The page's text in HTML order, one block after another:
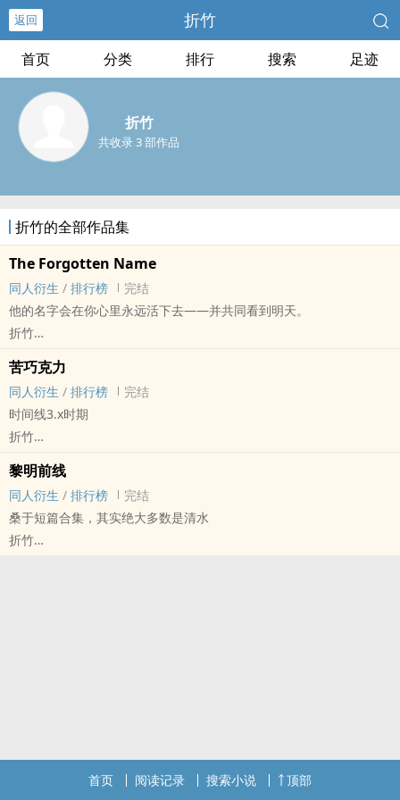
返回 折竹
首页 分类 排行 搜索 足迹
折竹
共收录 3 部作品
折竹的全部作品集
The Forgotten Name
同人衍生 / 排行榜
完结
他的名字会在你心里永远活下去——并共同看到明天。
折竹
克瑞德/于里昂热] 同人衍生 - BL - 短篇 - 完结
第二人称
苦巧克力
同人衍生 / 排行榜
完结
时间线3.x时期
折竹
克瑞德/于里昂热] 同人衍生 - 游戏同人 - BL - 短篇
完结
黎明前线
同人衍生 / 排行榜
完结
桑于短篇合集，其实绝大多数是清水
折竹
首页 阅读记录 搜索小说 顶部